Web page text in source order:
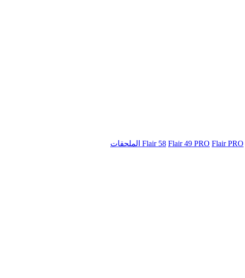
Flair 58 Flair 49 PRO Flair PRO